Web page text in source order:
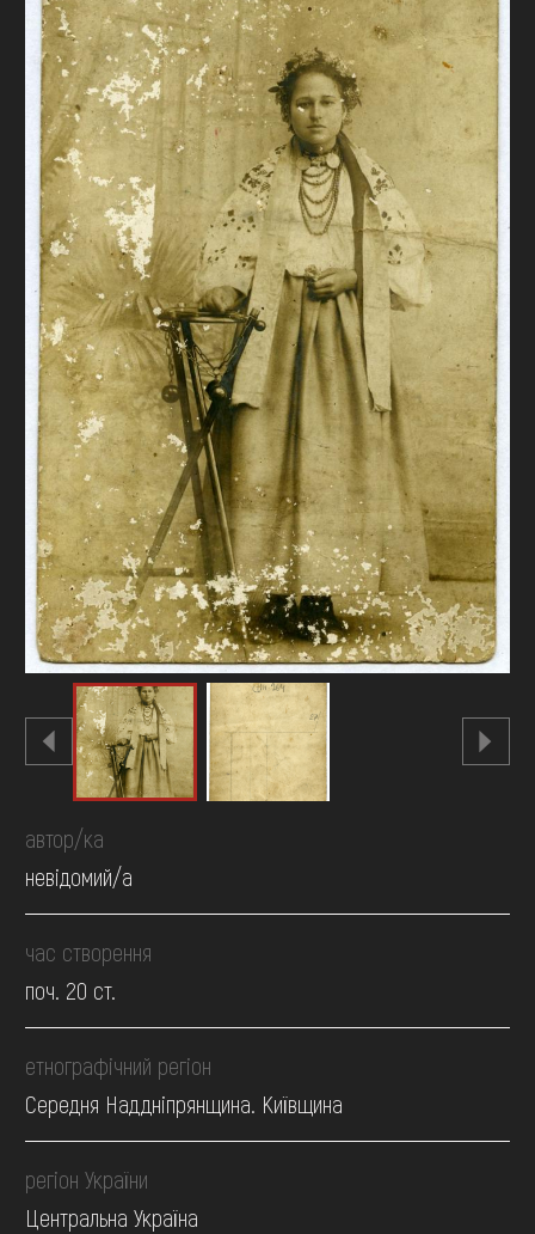
ОНЛАЙН-КРАМНИЦЯ
ПІДТРИМАТИ
автор/ка
невідомий/а
час створення
поч. 20 ст.
етнографічний регіон
Середня Наддніпрянщина. Київщина
регіон України
Центральна Україна